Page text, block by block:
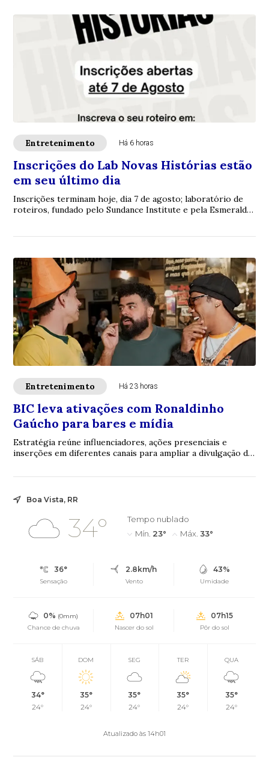
Entretenimento Há 6 horas
Inscrições do Lab Novas Histórias estão
em seu último dia
Inscrições terminam hoje, dia 7 de agosto; laboratório de
roteiros, fundado pelo Sundance Institute e pela Esmeralda
Entretenimento Há 23 horas
BIC leva ativações com Ronaldinho
Gaúcho para bares e mídia
Estratégia reúne influenciadores, ações presenciais e
inserções em diferentes canais para ampliar a divulgação da
Boa Vista, RR
34°
Tempo nublado
Mín. 23° Máx. 33°
36°
Sensação
2.8km/h
Vento
43%
Umidade
0% (0mm)
Chance de chuva
07h01
Nascer do sol
07h15
Pôr do sol
SÁB
34°
24°
DOM
35°
24°
SEG
35°
24°
TER
35°
24°
QUA
35°
24°
Atualizado às 14h01